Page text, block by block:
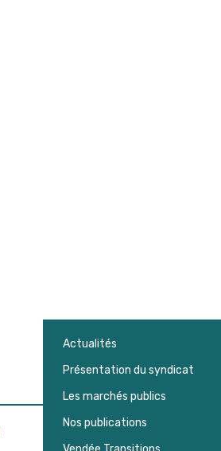
Actualités
Présentation du syndicat
Les marchés publics
Nos publications